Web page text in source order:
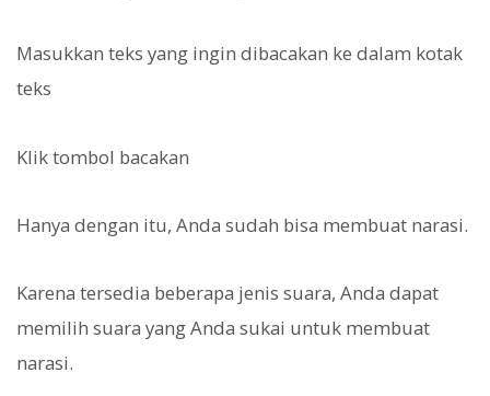
Masukkan teks yang ingin dibacakan ke dalam kotak
teks
Klik tombol bacakan
Hanya dengan itu, Anda sudah bisa membuat narasi.
Karena tersedia beberapa jenis suara, Anda dapat
memilih suara yang Anda sukai untuk membuat
narasi.